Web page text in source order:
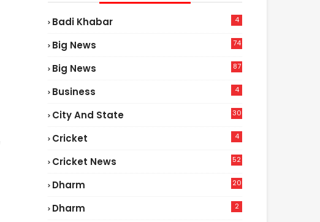
Badi Khabar 4
Big News
74
Big News
87
Business 4
City And State 30
Cricket 4
Cricket News
52
Dharm 20
Dharm 2